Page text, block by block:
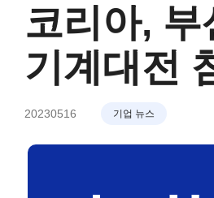
코리아, 부
기계대전
20230516 기업 뉴스